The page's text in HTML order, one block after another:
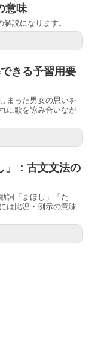
意味
説になります。
きる予習用要
まった男女の思いを
に歌を詠み合いなが
」：古文文法の
詞「まほし」「た
は比況・例示の意味